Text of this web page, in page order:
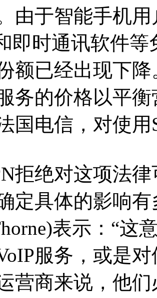
由于智能手机
即时通讯软件
额已经出现下
务的价格以平
国电信，对使
绝对这项法律
定具体的影响
表示：“这
服务，或是
营商来说，他